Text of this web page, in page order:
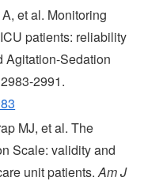
et al. Monitoring
patients: reliability
Agitation-Sedation
2991.
MJ, et al. The
Scale: validity and
unit patients.Am J